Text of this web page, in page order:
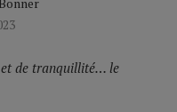
et de tranquillité… le